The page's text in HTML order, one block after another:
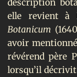
description
elle revient à
Botanicum
avoir
révérend père
lorsqu’il